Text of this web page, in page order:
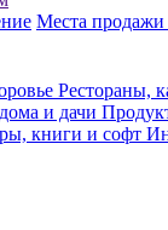
Места продажи
Рестораны,
и дачи
книги и софт